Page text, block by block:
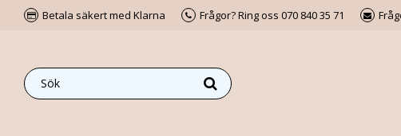
Betala säkert med Klarna Frågor? Ring oss 070 840 35 71